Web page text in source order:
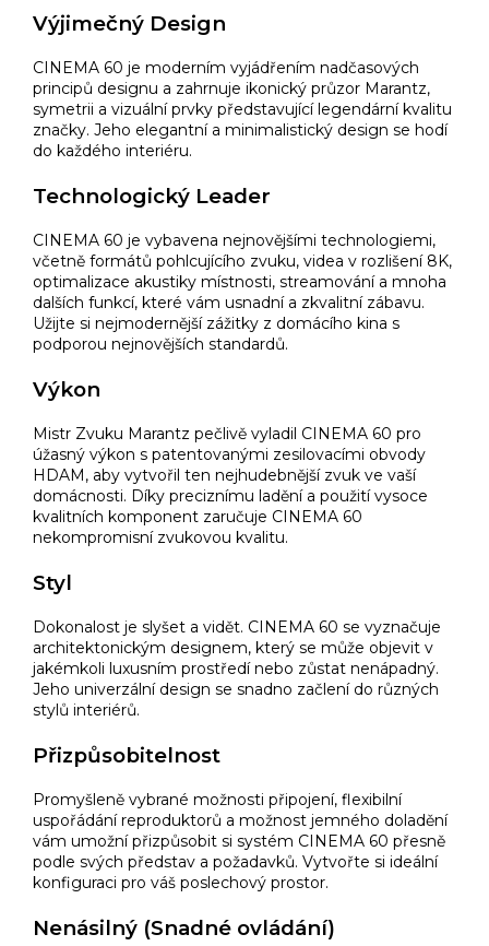
Výjimečný Design
CINEMA 60 je moderním vyjádřením nadčasových
principů designu a zahrnuje ikonický průzor Marantz,
symetrii a vizuální prvky představující legendární kvalitu
značky. Jeho elegantní a minimalistický design se hodí
do každého interiéru.
Technologický Leader
CINEMA 60 je vybavena nejnovějšími technologiemi,
včetně formátů pohlcujícího zvuku, videa v rozlišení 8K,
optimalizace akustiky místnosti, streamování a mnoha
dalších funkcí, které vám usnadní a zkvalitní zábavu.
Užijte si nejmodernější zážitky z domácího kina s
podporou nejnovějších standardů.
Výkon
Mistr Zvuku Marantz pečlivě vyladil CINEMA 60 pro
úžasný výkon s patentovanými zesilovacími obvody
HDAM, aby vytvořil ten nejhudebnější zvuk ve vaší
domácnosti. Díky preciznímu ladění a použití vysoce
kvalitních komponent zaručuje CINEMA 60
nekompromisní zvukovou kvalitu.
Styl
Dokonalost je slyšet a vidět. CINEMA 60 se vyznačuje
architektonickým designem, který se může objevit v
jakémkoli luxusním prostředí nebo zůstat nenápadný.
Jeho univerzální design se snadno začlení do různých
stylů interiérů.
Přizpůsobitelnost
Promyšleně vybrané možnosti připojení, flexibilní
uspořádání reproduktorů a možnost jemného doladění
vám umožní přizpůsobit si systém CINEMA 60 přesně
podle svých představ a požadavků. Vytvořte si ideální
konfiguraci pro váš poslechový prostor.
Nenásilný (Snadné ovládání)